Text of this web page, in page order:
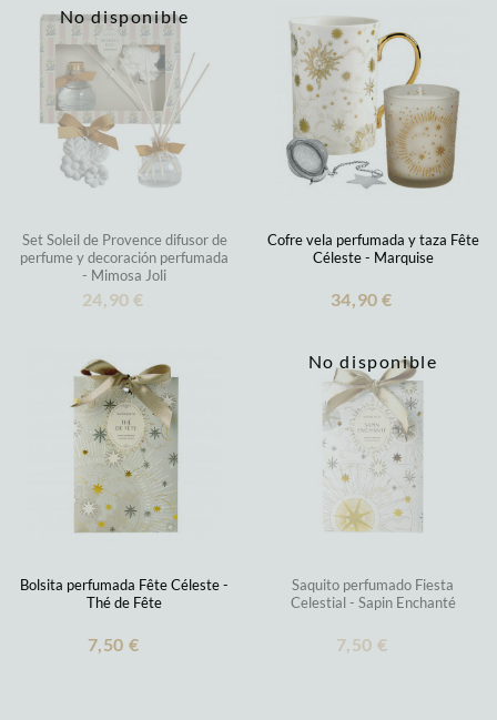
No disponible
Set Soleil de Provence difusor de
perfume y decoración perfumada
- Mimosa Joli
24,90 €
Cofre vela perfumada y taza Fête
Céleste - Marquise
34,90 €
Bolsita perfumada Fête Céleste -
Thé de Fête
7,50 €
No disponible
Saquito perfumado Fiesta
Celestial - Sapin Enchanté
7,50 €